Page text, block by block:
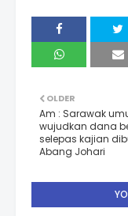
OLDER
Am : Sarawak
wujudkan dana
selepas kajian
Abang Johari